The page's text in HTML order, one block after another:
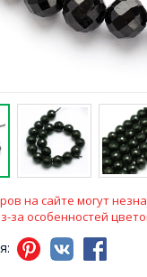
на сайте могут
за особенностей